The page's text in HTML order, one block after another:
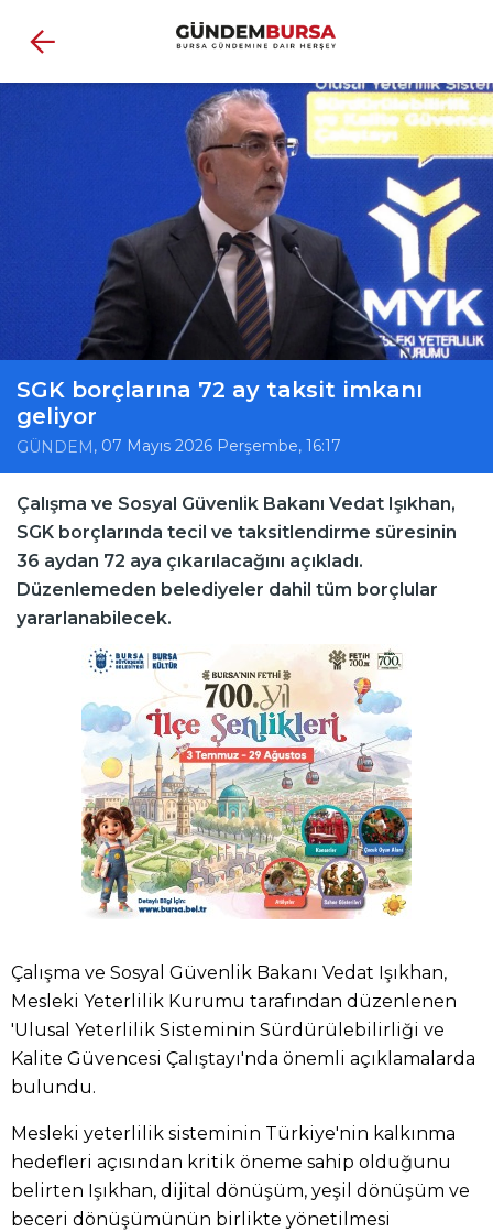
SGK borçlarına 72 ay taksit imkanı
geliyor
GÜNDEM , 07 Mayıs 2026 Perşembe, 16:17
Çalışma ve Sosyal Güvenlik Bakanı Vedat Işıkhan,
SGK borçlarında tecil ve taksitlendirme süresinin
36 aydan 72 aya çıkarılacağını açıkladı.
Düzenlemeden belediyeler dahil tüm borçlular
yararlanabilecek.
Çalışma ve Sosyal Güvenlik Bakanı Vedat Işıkhan,
Mesleki Yeterlilik Kurumu tarafından düzenlenen
'Ulusal Yeterlilik Sisteminin Sürdürülebilirliği ve
Kalite Güvencesi Çalıştayı'nda önemli açıklamalarda
bulundu.
Mesleki yeterlilik sisteminin Türkiye'nin kalkınma
hedefleri açısından kritik öneme sahip olduğunu
belirten Işıkhan, dijital dönüşüm, yeşil dönüşüm ve
beceri dönüşümünün birlikte yönetilmesi